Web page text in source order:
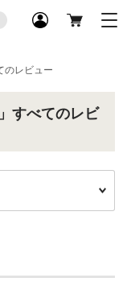
のレビュー
すべてのレビ